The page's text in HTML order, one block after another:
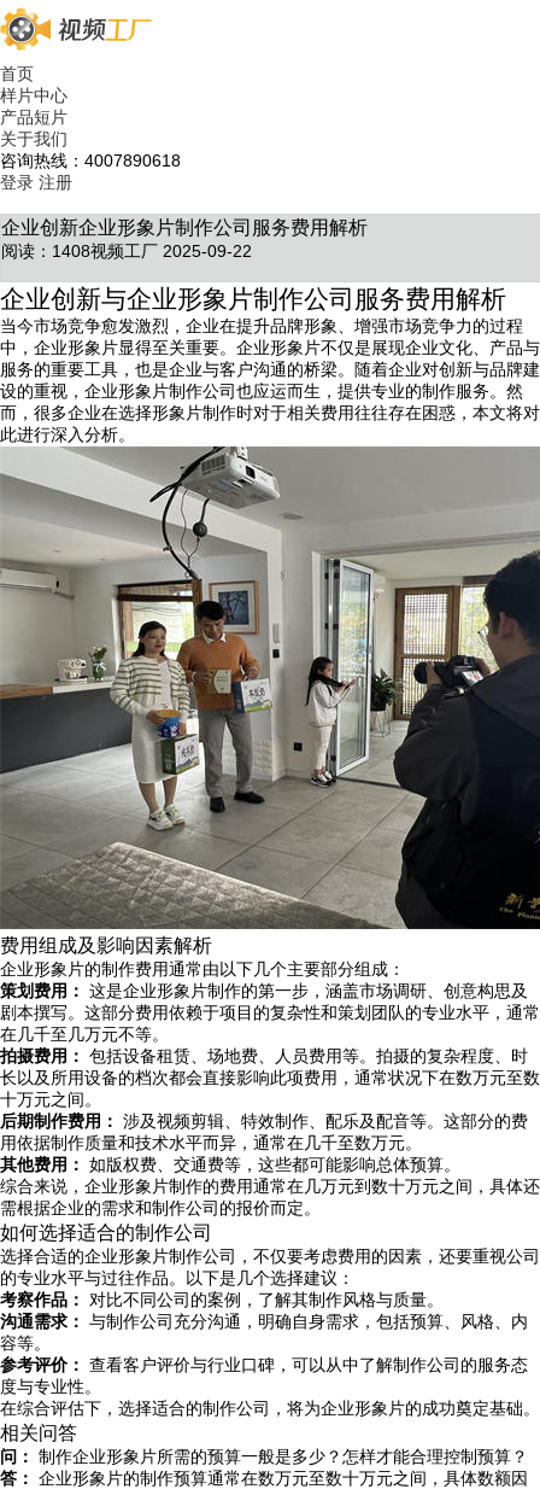
首页
样片中心
产品短片
关于我们
咨询热线：4007890618
登录 注册
企业创新企业形象片制作公司服务费用解析
阅读：1408视频工厂 2025-09-22
企业创新与企业形象片制作公司服务费用解析
当今市场竞争愈发激烈，企业在提升品牌形象、增强市场竞争力的过程
中，企业形象片显得至关重要。企业形象片不仅是展现企业文化、产品与
服务的重要工具，也是企业与客户沟通的桥梁。随着企业对创新与品牌建
设的重视，企业形象片制作公司也应运而生，提供专业的制作服务。然
而，很多企业在选择形象片制作时对于相关费用往往存在困惑，本文将对
此进行深入分析。
费用组成及影响因素解析
企业形象片的制作费用通常由以下几个主要部分组成：
策划费用： 这是企业形象片制作的第一步，涵盖市场调研、创意构思及
剧本撰写。这部分费用依赖于项目的复杂性和策划团队的专业水平，通常
在几千至几万元不等。
拍摄费用： 包括设备租赁、场地费、人员费用等。拍摄的复杂程度、时
长以及所用设备的档次都会直接影响此项费用，通常状况下在数万元至数
十万元之间。
后期制作费用： 涉及视频剪辑、特效制作、配乐及配音等。这部分的费
用依据制作质量和技术水平而异，通常在几千至数万元。
其他费用： 如版权费、交通费等，这些都可能影响总体预算。
综合来说，企业形象片制作的费用通常在几万元到数十万元之间，具体还
需根据企业的需求和制作公司的报价而定。
如何选择适合的制作公司
选择合适的企业形象片制作公司，不仅要考虑费用的因素，还要重视公司
的专业水平与过往作品。以下是几个选择建议：
考察作品： 对比不同公司的案例，了解其制作风格与质量。
沟通需求： 与制作公司充分沟通，明确自身需求，包括预算、风格、内
容等。
参考评价： 查看客户评价与行业口碑，可以从中了解制作公司的服务态
度与专业性。
在综合评估下，选择适合的制作公司，将为企业形象片的成功奠定基础。
相关问答
问： 制作企业形象片所需的预算一般是多少？怎样才能合理控制预算？
答： 企业形象片的制作预算通常在数万元至数十万元之间，具体数额因